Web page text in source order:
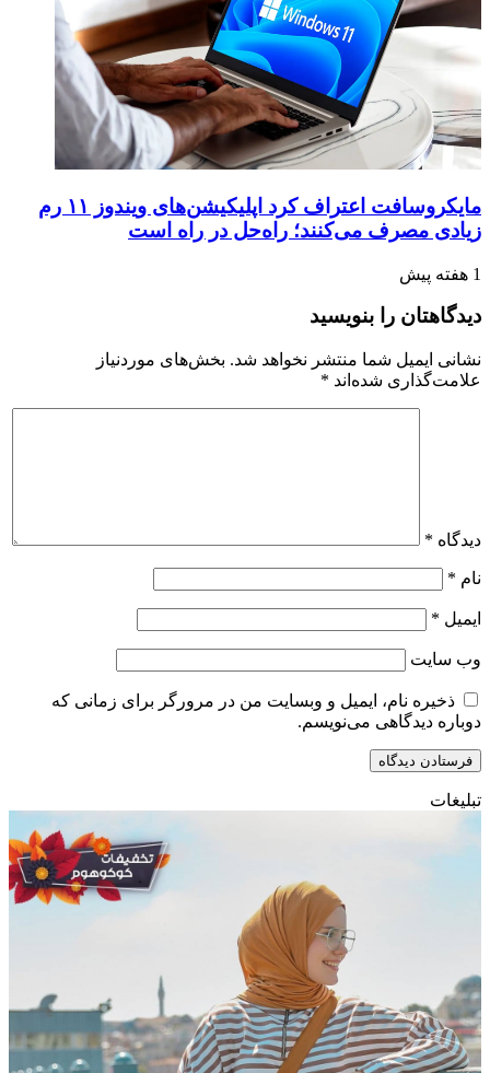
مایکروسافت اعتراف کرد اپلیکیشن‌های ویندوز ۱۱ رم
زیادی مصرف می‌کنند؛ راه‌حل در راه است
دیدگاهتان را بنویسید
نشانی ایمیل شما منتشر نخواهد شد. بخش‌های موردنیاز
علامت‌گذاری شده‌اند *
دیدگاه *
نام *
ایمیل *
وب‌ سایت
ذخیره نام، ایمیل و وبسایت من در مرورگر برای زمانی که
دوباره دیدگاهی می‌نویسم.
تبلیغات